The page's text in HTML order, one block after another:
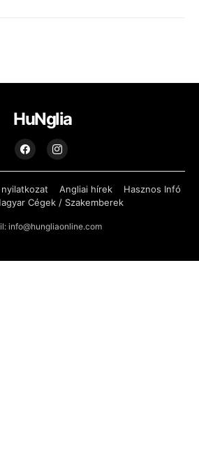
HuNglia
Angliai hírek
Hasznos Infó
Cégek / Szakemberek
info@hungliaonline.com